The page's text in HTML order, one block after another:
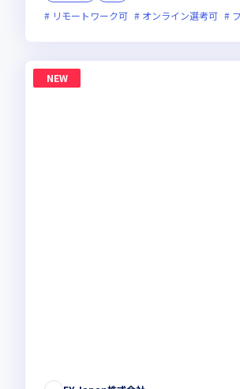
リモートワーク可
オンライン選考可
NEW